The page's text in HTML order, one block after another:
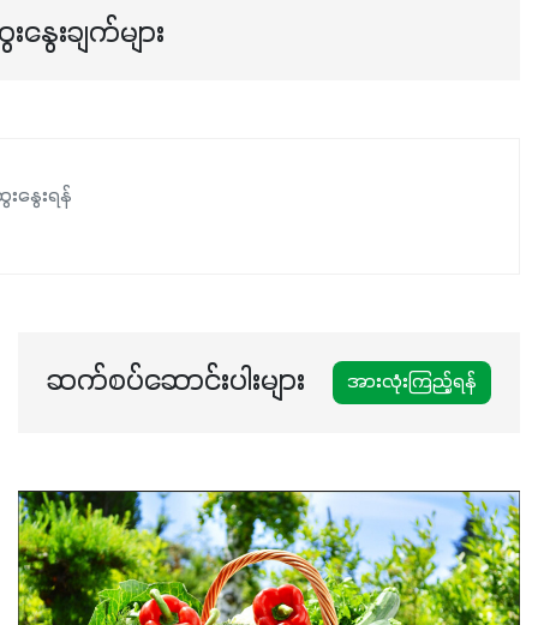
အရသာ ပိုမိုကောင်းမွန်စေဖို့အတွက် လိုအပ်တဲ့အာဟာရဓာတ်
ဖြစ်ပါတယ်။ ဟူးမစ်အက်စစ်ပါဝင်ပေါင်းစပ်ထားတဲ့အတွက်
နှံစားသီးနှံများ၊ပဲအမျိုးမျိုး၊ဟင်းသီးဟင်းရွက်နဲ့ ဥယျာဉ်ခြံသီးနှံ
အားလုံးမှာ အသုံးပြုနိုင်တယ်ဆိုတော့ တစ်မျိုးတည်းနဲ့ အားလုံး
နွေးချက်များ
နွေးရန်
ဆက်စပ်ဆောင်းပါးများ အားလုံးကြည့်ရန်